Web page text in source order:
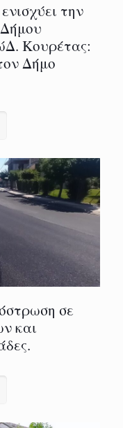
την
Κουρέτας:
Δήμο
σε
και